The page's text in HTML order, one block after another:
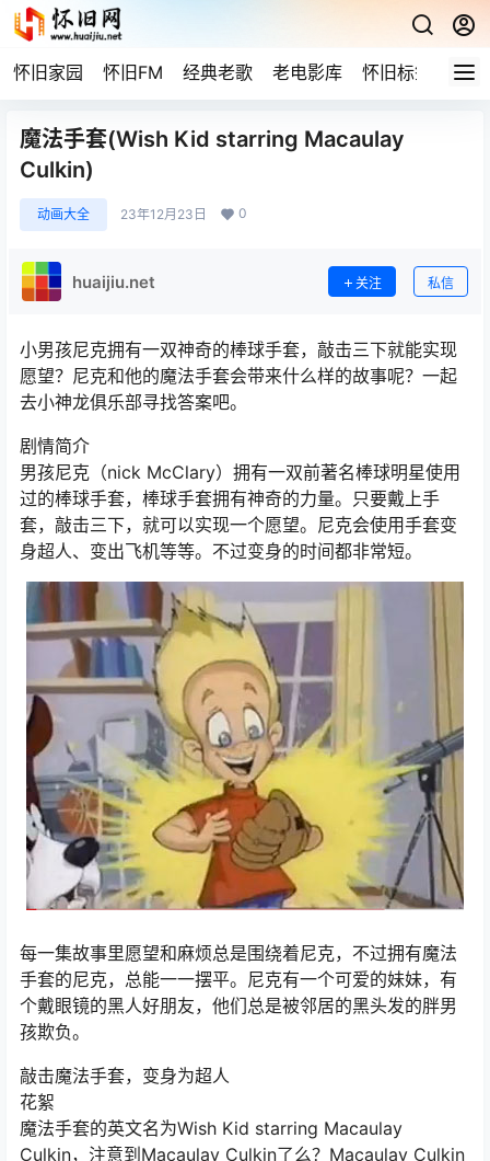
怀旧家园 怀旧FM 经典老歌 老电影库 怀旧标签 网
魔法手套(Wish Kid starring Macaulay
Culkin)
动画大全 23年12月23日 0
huaijiu.net 关注 私信
小男孩尼克拥有一双神奇的棒球手套，敲击三下就能实现
愿望？尼克和他的魔法手套会带来什么样的故事呢？一起
去小神龙俱乐部寻找答案吧。
剧情简介
男孩尼克（nick McClary）拥有一双前著名棒球明星使用
过的棒球手套，棒球手套拥有神奇的力量。只要戴上手
套，敲击三下，就可以实现一个愿望。尼克会使用手套变
身超人、变出飞机等等。不过变身的时间都非常短。
每一集故事里愿望和麻烦总是围绕着尼克，不过拥有魔法
手套的尼克，总能一一摆平。尼克有一个可爱的妹妹，有
个戴眼镜的黑人好朋友，他们总是被邻居的黑头发的胖男
孩欺负。
敲击魔法手套，变身为超人
花絮
魔法手套的英文名为Wish Kid starring Macaulay
Culkin，注意到Macaulay Culkin了么？Macaulay Culkin